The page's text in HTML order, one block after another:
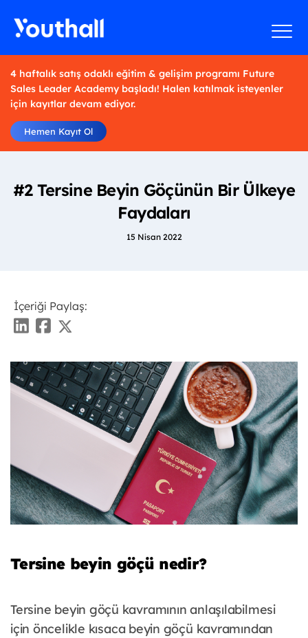
4 haftalık satış odaklı eğitim & gelişim programı Future
Sales Leader Academy başladı! Halen katılmak isteyenler
için kayıtlar devam ediyor.
Hemen Kayıt Ol
#2 Tersine Beyin Göçünün Bir Ülkeye
Faydaları
15 Nisan 2022
İçeriği Paylaş:
Tersine beyin göçü nedir?
Tersine beyin göçü kavramının anlaşılabilmesi
için öncelikle kısaca beyin göçü kavramından